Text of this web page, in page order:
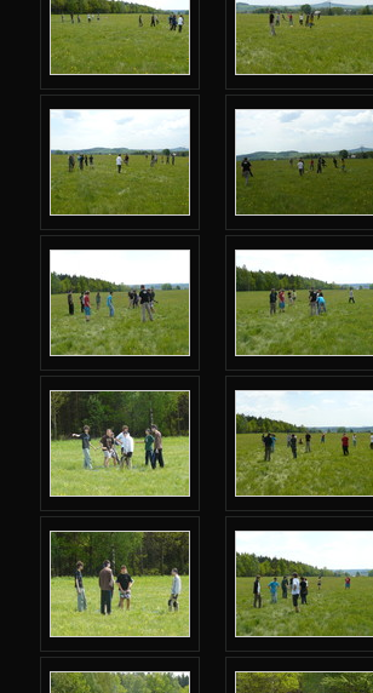
Jarní 2024
Podzimní 2023
Podzimní 2022
Jarní 2022
Podzimní 2021
Jarní 2021
Podzimní 2020
Jarní 2020
Podzimní 2019
Jarní 2019
Podzimní 2018
Jarní 2018
Podzimní 2017
Jarní 2017
Podzimní 2016
Jarní 2016